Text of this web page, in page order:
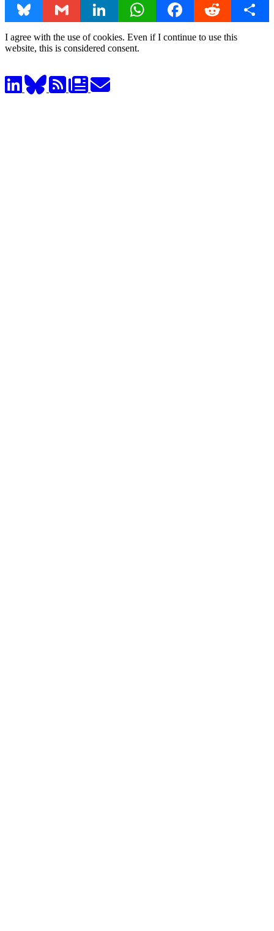
Bluesky Gmail LinkedIn WhatsAppFacebookReddit Share
I agree with the use of cookies. Even if I continue to use this
website, this is considered consent.